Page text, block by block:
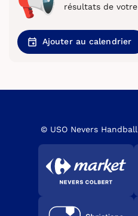
résultats de
Ajouter au calendrier
© USO Nevers